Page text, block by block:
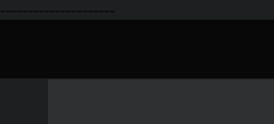
---------------------